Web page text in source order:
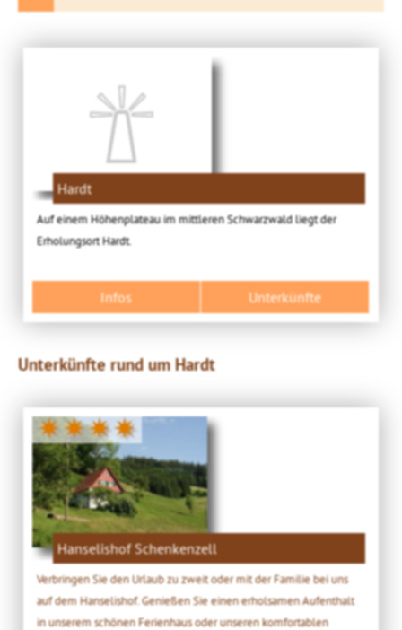
Hardt
Auf einem Höhenplateau im mittleren Schwarzwald liegt der
Erholungsort Hardt.
Infos Unterkünfte
Unterkünfte rund um Hardt
✷✷✷✷
Hanselishof Schenkenzell
Verbringen Sie den Urlaub zu zweit oder mit der Familie bei uns
auf dem Hanselishof. Genießen Sie einen erholsamen Aufenthalt
in unserem schönen Ferienhaus oder unseren komfortablen